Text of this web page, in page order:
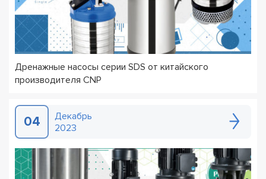
Дренажные насосы серии SDS от китайского
производителя CNP
04
Декабрь
2023